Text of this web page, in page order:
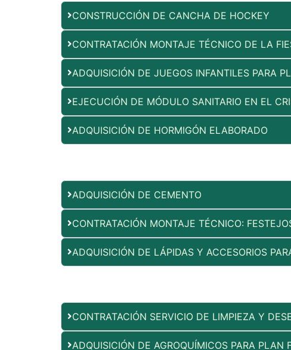
CONSTRUCCIÓN DE CANCHA DE HOCKEY
CONTRATACIÓN MONTAJE TÉCNICO DE LA
ADQUISICIÓN DE JUEGOS INFANTILES PARA
EJECUCIÓN DE MÓDULO SANITARIO EN EL
ADQUISICIÓN DE HORMIGÓN ELABORADO
ADQUISICIÓN DE CEMENTO
CONTRATACIÓN MONTAJE TÉCNICO:
ADQUISICIÓN DE LÁPIDAS Y ACCESORIOS
CONTRATACIÓN SERVICIO DE LIMPIEZA Y
ADQUISICIÓN DE AGROQUÍMICOS PARA PLAN